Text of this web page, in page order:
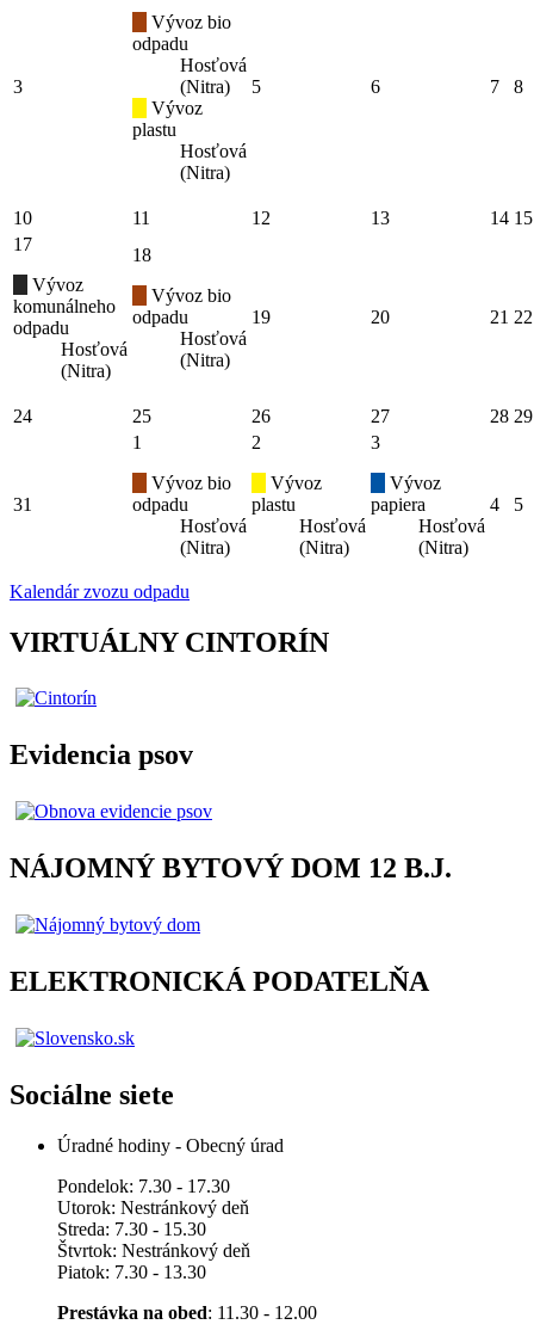
3
Vývoz bio
odpadu
Hosťová
(Nitra)
Vývoz
plastu
Hosťová
(Nitra)
5 6 7 8
10 11 12 13 14 15
17
Vývoz
komunálneho
odpadu
Hosťová
(Nitra)
18
Vývoz bio
odpadu
Hosťová
(Nitra)
19 20 21 22
24 25 26 27 28 29
31
1
Vývoz bio
odpadu
Hosťová
(Nitra)
2
Vývoz
plastu
Hosťová
(Nitra)
3
Vývoz
papiera
Hosťová
(Nitra)
4 5
Kalendár zvozu odpadu
VIRTUÁLNY CINTORÍN
Evidencia psov
NÁJOMNÝ BYTOVÝ DOM 12 B.J.
ELEKTRONICKÁ PODATELŇA
Sociálne siete
Úradné hodiny - Obecný úrad
Pondelok: 7.30 - 17.30
Utorok: Nestránkový deň
Streda: 7.30 - 15.30
Štvrtok: Nestránkový deň
Piatok: 7.30 - 13.30
Prestávka na obed: 11.30 - 12.00